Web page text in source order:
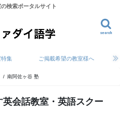
検索ポータルサイト
search
集 ご掲載希望の教室様へ
南阿佐ヶ谷 塾
英会話教室・英語スクー